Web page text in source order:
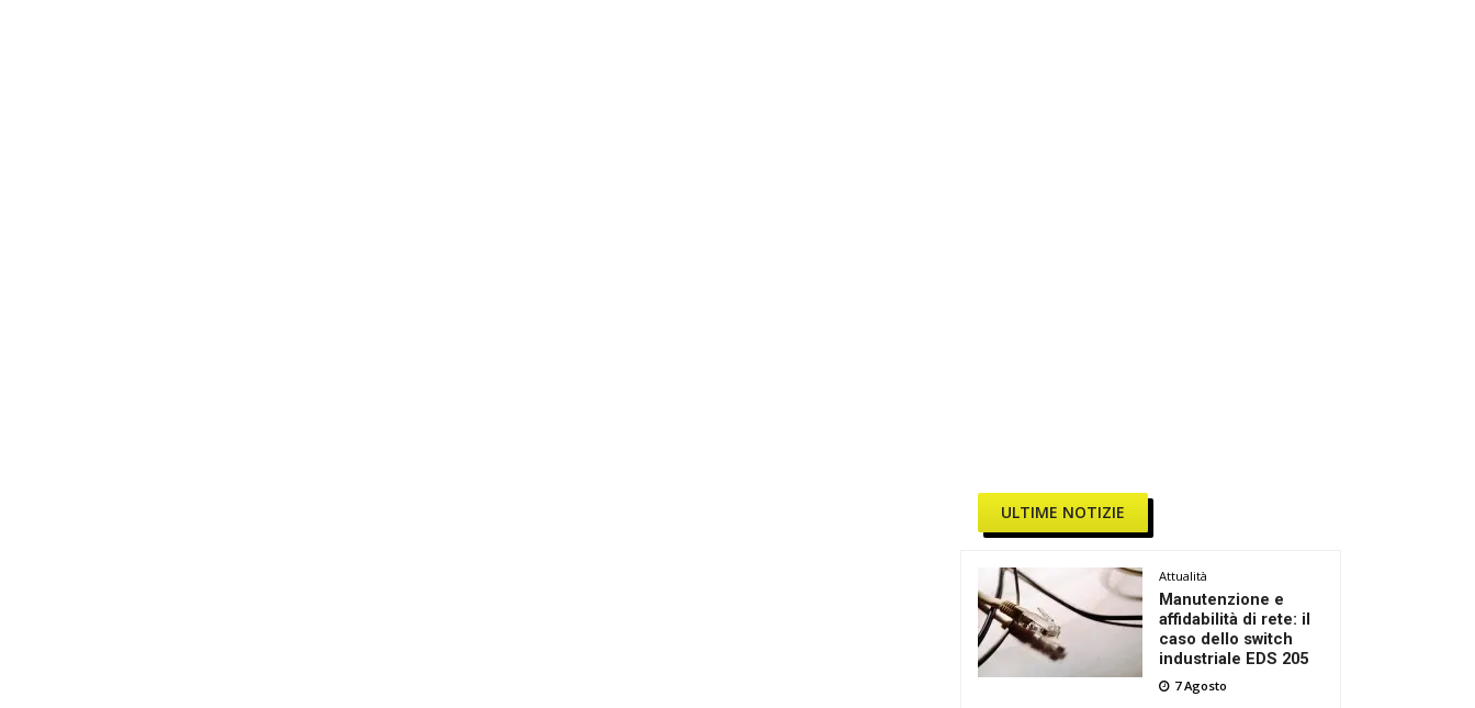
ULTIME NOTIZIE
Attualità
Manutenzione e
affidabilità di rete: il
caso dello switch
industriale EDS 205
7 Agosto